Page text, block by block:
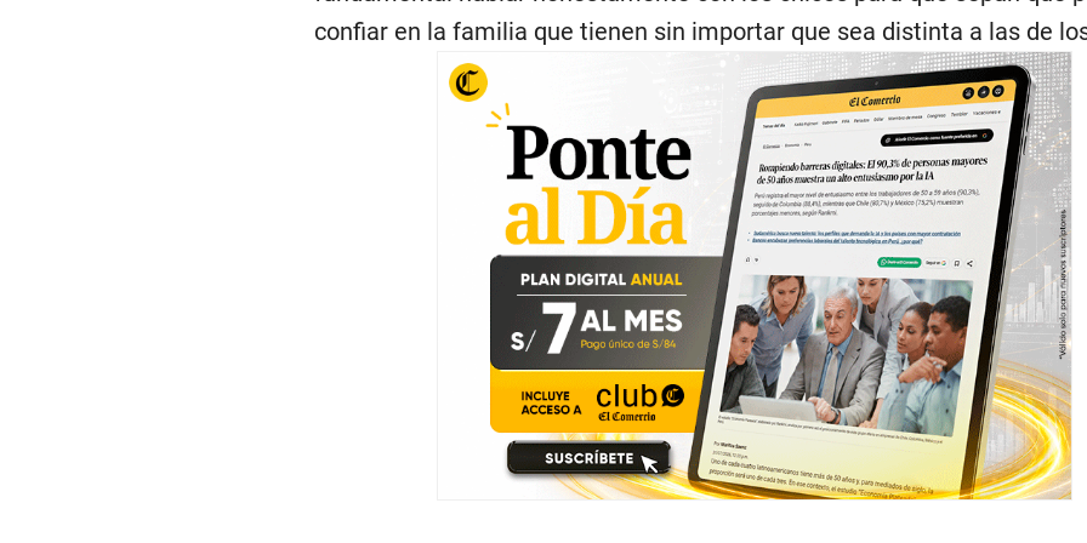
confiar en la familia que tienen sin importar que sea distinta a las de